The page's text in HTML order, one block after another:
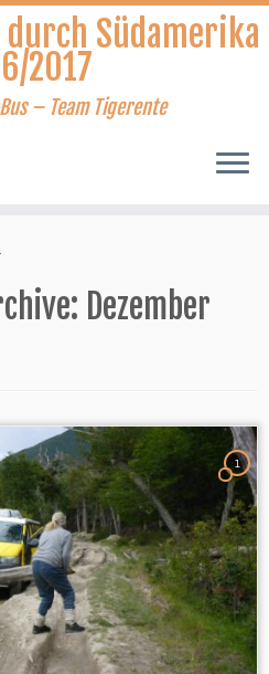
Südamerika
2017
– Team Tigerente
Dezember
1